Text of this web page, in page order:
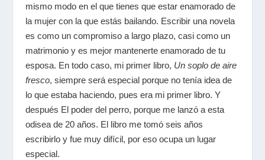
mismo modo en el que tienes que estar enamorado de
la mujer con la que estás bailando. Escribir una novela
es como un compromiso a largo plazo, casi como un
matrimonio y es mejor mantenerte enamorado de tu
esposa. En todo caso, mi primer libro, Un soplo de aire
fresco, siempre será especial porque no tenía idea de
lo que estaba haciendo, pues era mi primer libro. Y
después El poder del perro, porque me lanzó a esta
odisea de 20 años. El libro me tomó seis años
escribirlo y fue muy difícil, por eso ocupa un lugar
especial.